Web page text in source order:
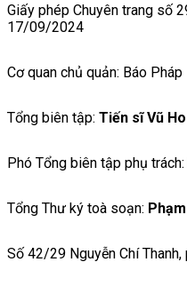
Giấy phép Chuyên trang số
17/09/2024
Cơ quan chủ quản: Báo
Tổng biên tập: Tiến sĩ Vũ
Phó Tổng biên tập phụ trách:
Tổng Thư ký toà soạn:
Số 42/29 Nguyễn Chí